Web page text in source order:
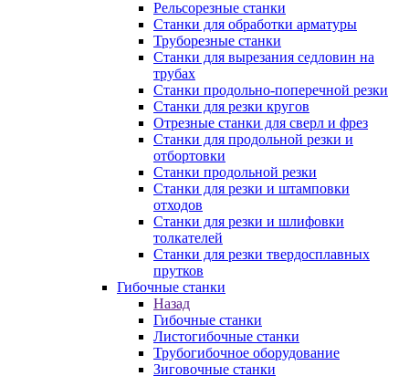
Рельсорезные станки
Станки для обработки арматуры
Труборезные станки
Станки для вырезания седловин на
трубаx
Станки продольно-поперечной резки
Станки для резки кругов
Отрезные станки для сверл и фрез
Станки для продольной резки и
отбортовки
Станки продольной резки
Станки для резки и штамповки
отходов
Станки для резки и шлифовки
толкателей
Станки для резки твердосплавных
прутков
Гибочные станки
Назад
Гибочные станки
Листогибочные станки
Трубогибочное оборудование
Зиговочные станки